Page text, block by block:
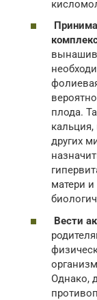
плода.
других
матери и
Вести
Однако,